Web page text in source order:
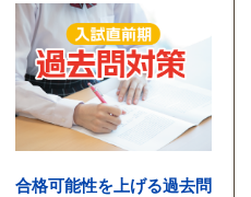
合格可能性を上げる過去問